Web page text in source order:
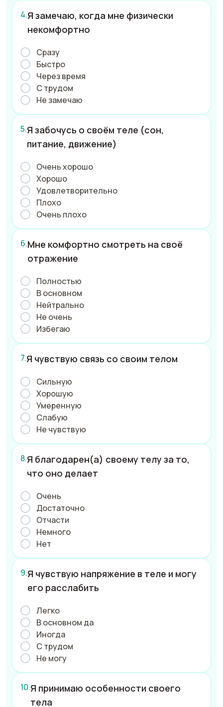
Я замечаю, когда мне физически
некомфортно
Сразу
Быстро
Через время
С трудом
Не замечаю
Я забочусь о своём теле (сон,
питание, движение)
Очень хорошо
Хорошо
Удовлетворительно
Плохо
Очень плохо
Мне комфортно смотреть на своё
отражение
Полностью
В основном
Нейтрально
Не очень
Избегаю
Я чувствую связь со своим телом
Сильную
Хорошую
Умеренную
Слабую
Не чувствую
Я благодарен(а) своему телу за то,
что оно делает
Очень
Достаточно
Отчасти
Немного
Нет
Я чувствую напряжение в теле и могу
его расслабить
Легко
В основном да
Иногда
С трудом
Не могу
Я принимаю особенности своего
тела